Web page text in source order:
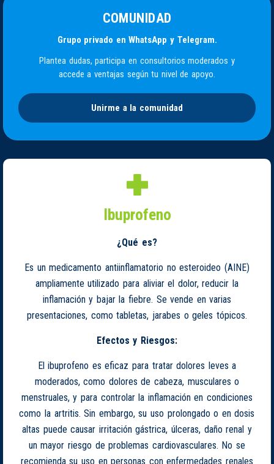
COMUNIDAD
Grupo privado en WhatsApp y Telegram.
Plantea dudas, participa en consultorios moderados y
accede a ventajas según tu nivel de apoyo.
Unirme a la comunidad
Ibuprofeno
¿Qué es?
Es un medicamento antiinflamatorio no esteroideo (AINE)
ampliamente utilizado para aliviar el dolor, reducir la
inflamación y bajar la fiebre. Se vende en varias
presentaciones, como tabletas, jarabes o geles tópicos.
Efectos y Riesgos:
El ibuprofeno es eficaz para tratar dolores leves a
moderados, como dolores de cabeza, musculares o
menstruales, y para controlar la inflamación en condiciones
como la artritis. Sin embargo, su uso prolongado o en dosis
altas puede causar irritación gástrica, úlceras, daño renal y
un mayor riesgo de problemas cardiovasculares. No se
recomienda su uso en personas con enfermedades renales